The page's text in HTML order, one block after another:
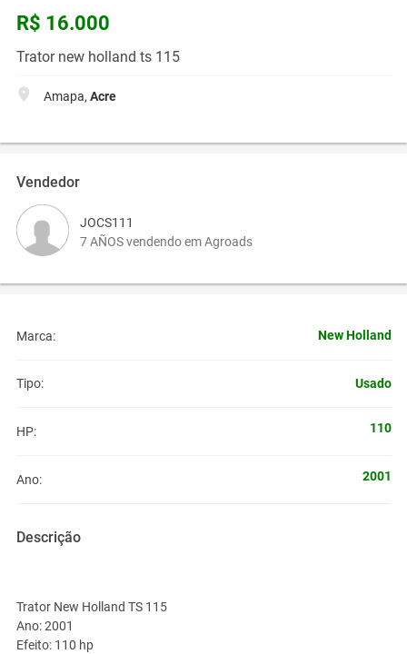
R$ 16.000
Trator new holland ts 115
Amapa, Acre
Vendedor
JOCS111
7 AÑOS vendendo em Agroads
Marca: New Holland
Tipo: Usado
HP: 110
Ano: 2001
Descrição
Trator New Holland TS 115
Ano: 2001
Efeito: 110 hp